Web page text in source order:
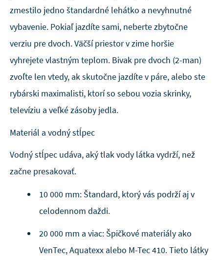
zmestilo jedno štandardné lehátko a nevyhnutné
vybavenie. Pokiaľ jazdíte sami, neberte zbytočne
verziu pre dvoch. Väčší priestor v zime horšie
vyhrejete vlastným teplom. Bivak pre dvoch (2-man)
zvoľte len vtedy, ak skutočne jazdíte v páre, alebo ste
rybárski maximalisti, ktorí so sebou vozia skrinky,
televíziu a veľké zásoby jedla.
Materiál a vodný stĺpec
Vodný stĺpec udáva, aký tlak vody látka vydrží, než
začne presakovať.
10 000 mm: Štandard, ktorý vás podrží aj v
celodennom daždi.
20 000 mm a viac: Špičkové materiály ako
VenTec, Aquatexx alebo M-Tec 410. Tieto látky